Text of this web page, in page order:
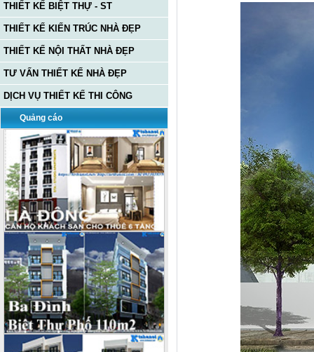
THIẾT KẾ BIỆT THỰ - ST
THIẾT KẾ KIẾN TRÚC NHÀ ĐẸP
THIẾT KẾ NỘI THẤT NHÀ ĐẸP
TƯ VẤN THIẾT KẾ NHÀ ĐẸP
DỊCH VỤ THIẾT KẾ THI CÔNG
Quảng cáo